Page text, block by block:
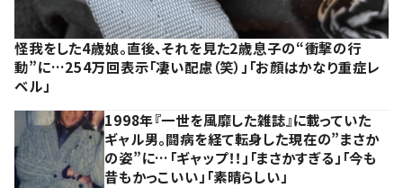
怪我をした4歳娘。直後、それを見た2歳息子の“衝撃の行
動”に…254万回表示「凄い配慮（笑）」「お顔はかなり重症レ
ベル」
1998年『一世を風靡した雑誌』に載っていた
ギャル男。闘病を経て転身した現在の”まさか
の姿”に…「ギャップ！！」「まさかすぎる」「今も
昔もかっこいい」「素晴らしい」